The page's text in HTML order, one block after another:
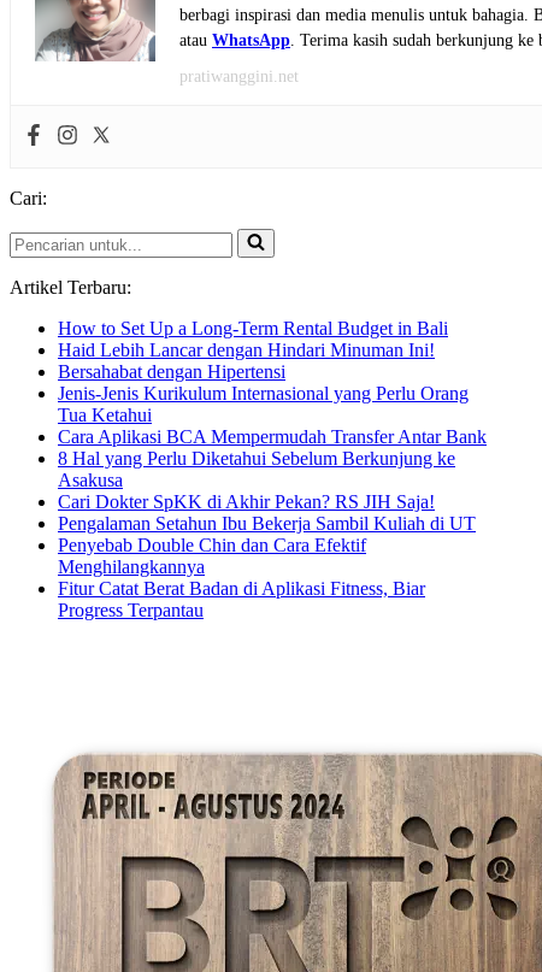
berbagi inspirasi dan media menulis untuk
atau WhatsApp . Terima kasih sudah berkunjung ke
pratiwanggini.net
Cari:
Pencarian
untuk...
Artikel Terbaru:
How to Set Up a Long-Term Rental Budget in Bali
Haid Lebih Lancar dengan Hindari Minuman Ini!
Bersahabat dengan Hipertensi
Jenis-Jenis Kurikulum Internasional yang Perlu Orang
Tua Ketahui
Cara Aplikasi BCA Mempermudah Transfer Antar Bank
8 Hal yang Perlu Diketahui Sebelum Berkunjung ke
Asakusa
Cari Dokter SpKK di Akhir Pekan? RS JIH Saja!
Pengalaman Setahun Ibu Bekerja Sambil Kuliah di UT
Penyebab Double Chin dan Cara Efektif
Menghilangkannya
Fitur Catat Berat Badan di Aplikasi Fitness, Biar
Progress Terpantau